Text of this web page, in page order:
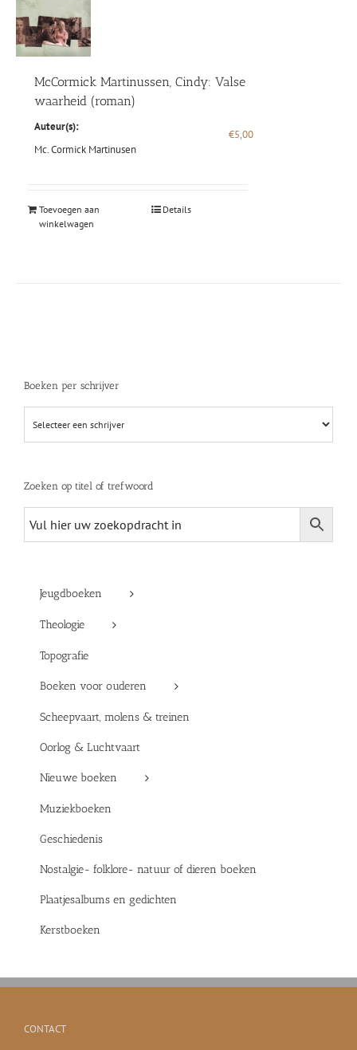
McCormick Martinussen, Cindy: Valse
waarheid (roman)
Auteur(s):
Mc. Cormick Martinusen
€5,00
Toevoegen aan
winkelwagen
Details
Boeken per schrijver
Zoeken op titel of trefwoord
Jeugdboeken
Theologie
Topografie
Boeken voor ouderen
Scheepvaart, molens & treinen
Oorlog & Luchtvaart
Nieuwe boeken
Muziekboeken
Geschiedenis
Nostalgie- folklore- natuur of dieren boeken
Plaatjesalbums en gedichten
Kerstboeken
CONTACT